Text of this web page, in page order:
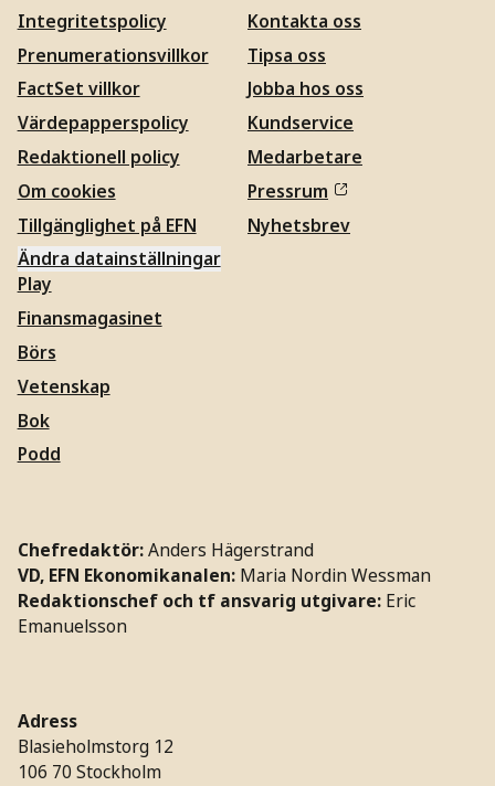
Integritetspolicy
Prenumerationsvillkor
FactSet villkor
Värdepapperspolicy
Redaktionell policy
Om cookies
Tillgänglighet på EFN
Ändra datainställningar
Kontakta oss
Tipsa oss
Jobba hos oss
Kundservice
Medarbetare
Pressrum
Nyhetsbrev
Play
Finansmagasinet
Börs
Vetenskap
Bok
Podd
Chefredaktör:Anders Hägerstrand
VD, EFN Ekonomikanalen: Maria Nordin Wessman
Redaktionschef och tf ansvarig utgivare: Eric
Emanuelsson
Adress
Blasieholmstorg 12
106 70 Stockholm